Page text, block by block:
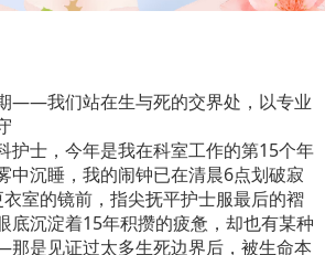
——我们站在生与死的交界处，以专业
护士，今年是我在科室工作的第15个年
中沉睡，我的闹钟已在清晨6点划破寂
室的镜前，指尖抚平护士服最后的褶
底沉淀着15年积攒的疲惫，却也有某种
是见证过太多生死边界后，被生命本